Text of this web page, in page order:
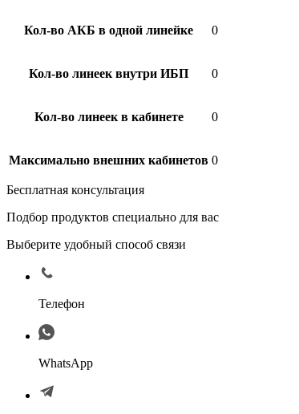
Кол-во АКБ в одной линейке 0
Кол-во линеек внутри ИБП 0
Кол-во линеек в кабинете 0
Максимально внешних кабинетов 0
Бесплатная консультация
Подбор продуктов специально для вас
Выберите удобный способ связи
Телефон
WhatsApp